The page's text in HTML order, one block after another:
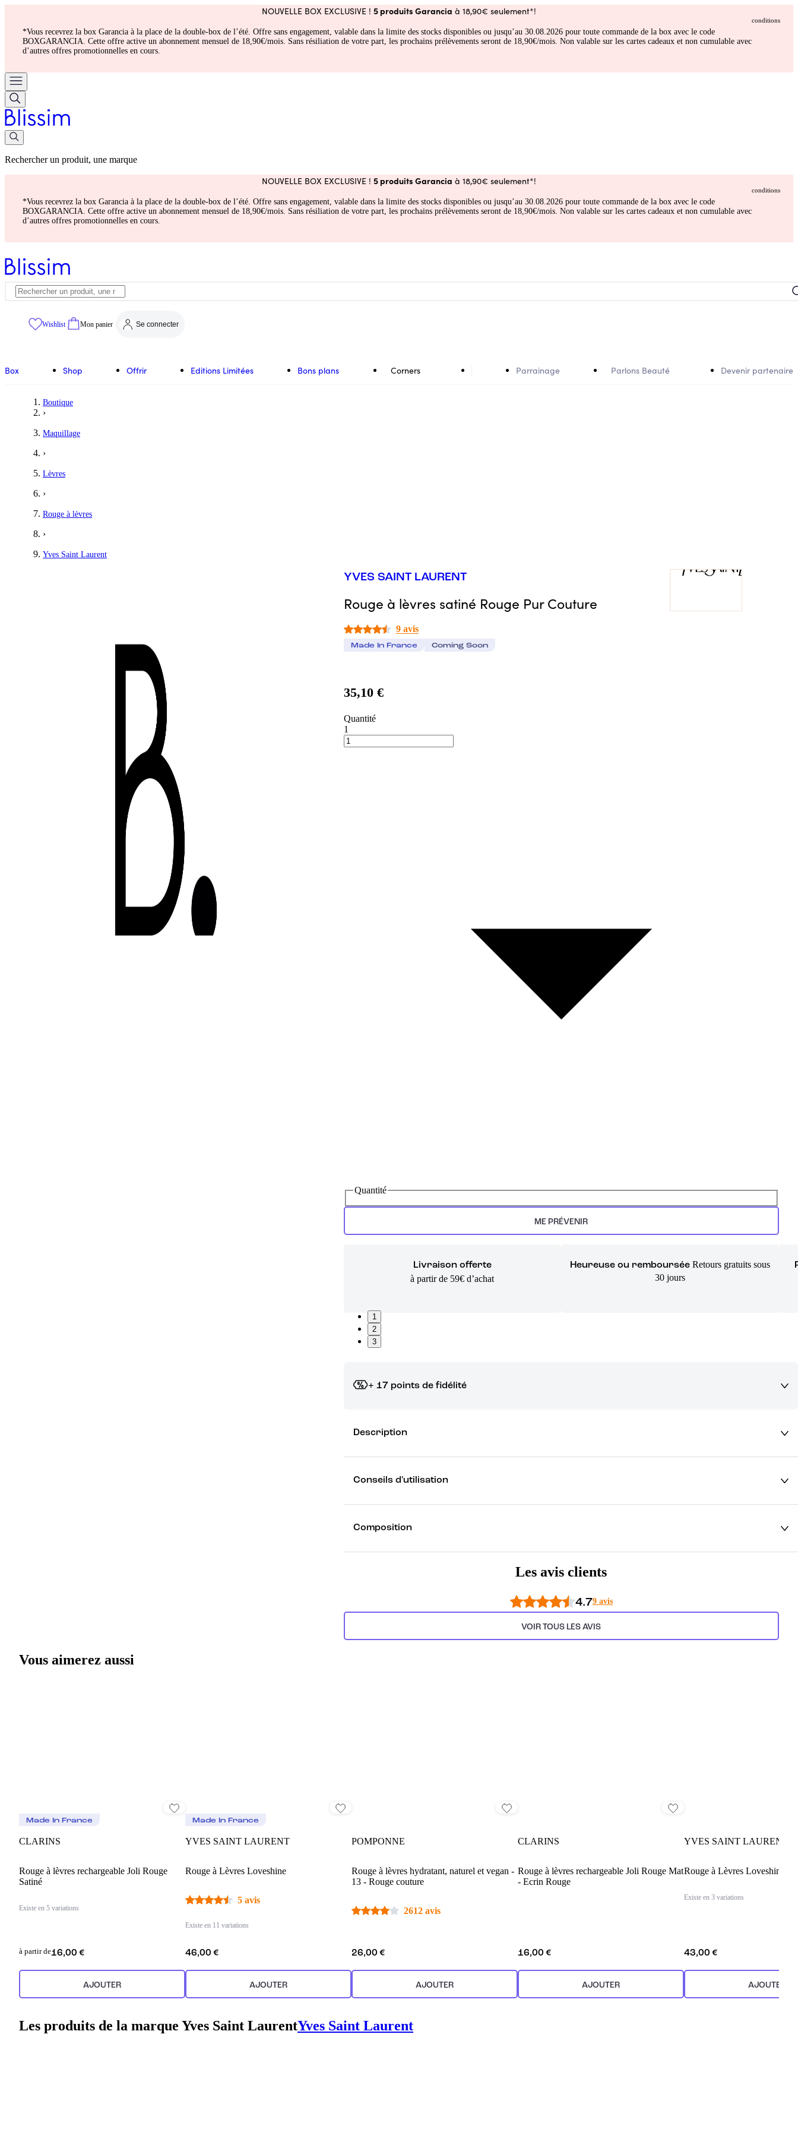
NOUVELLE BOX EXCLUSIVE ! 5 produits Garancia à 18,90€ seulement*!
conditions
*Vous recevrez la box Garancia à la place de la double-box de l’été. Offre sans engagement, valable dans la limite des stocks disponibles ou jusqu’au 30.08.2026 pour toute commande de la box avec le code
BOXGARANCIA. Cette offre active un abonnement mensuel de 18,90€/mois. Sans résiliation de votre part, les prochains prélèvements seront de 18,90€/mois. Non valable sur les cartes cadeaux et non cumulable avec
d’autres offres promotionnelles en cours.
Rechercher un produit, une marque
NOUVELLE BOX EXCLUSIVE ! 5 produits Garancia à 18,90€ seulement*!
conditions
*Vous recevrez la box Garancia à la place de la double-box de l’été. Offre sans engagement, valable dans la limite des stocks disponibles ou jusqu’au 30.08.2026 pour toute commande de la box avec le code
BOXGARANCIA. Cette offre active un abonnement mensuel de 18,90€/mois. Sans résiliation de votre part, les prochains prélèvements seront de 18,90€/mois. Non valable sur les cartes cadeaux et non cumulable avec
d’autres offres promotionnelles en cours.
Wishlist Mon panier Se connecter
Box Shop Offrir Editions Limitées Bons plans Corners Parrainage Parlons Beauté Devenir partenaire
Boutique
›
Maquillage
›
Lèvres
›
Rouge à lèvres
›
Yves Saint Laurent
YVES SAINT LAURENT
Rouge à lèvres satiné Rouge Pur Couture
9 avis
Made In France Coming Soon
35,10 €
Quantité
1
Quantité
ME PRÉVENIR
Livraison offerte
à partir de 59€ d’achat
Heureuse ou remboursée Retours gratuits sous
30 jours
1
2
3
+ 17 points de fidélité
Description
Conseils d'utilisation
Composition
Les avis clients
4.79 avis
VOIR TOUS LES AVIS
Vous aimerez aussi
Made In France
CLARINS
Rouge à lèvres rechargeable Joli Rouge
Satiné
Existe en 5 variations
à partir de16,00 €
AJOUTER
Made In France
YVES SAINT LAURENT
Rouge à Lèvres Loveshine
5 avis
Existe en 11 variations
46,00 €
AJOUTER
POMPONNE
Rouge à lèvres hydratant, naturel et vegan -
13 - Rouge couture
2612 avis
26,00 €
AJOUTER
CLARINS
Rouge à lèvres rechargeable Joli Rouge Mat
- Ecrin Rouge
16,00 €
AJOUTER
YVES SAINT LAURENT
Rouge à Lèvres Loveshine
Existe en 3 variations
43,00 €
AJOUTER
Les produits de la marque Yves Saint LaurentYves Saint Laurent